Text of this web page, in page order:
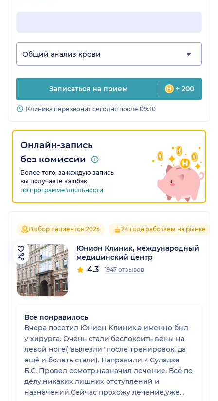
Общий анализ крови
Записаться на прием + 200
Клиника перезвонит сегодня после 09:30
Онлайн-запись
без комиссии
Более того, за каждую запись
вы получаете кэшбэк
по программе лояльности
Выбор пациентов 2025 24 года работаем на рынке
Юнион Клиник, международный
медицинский центр
4.3 1947 отзывов
Всё понравилось
Вчера посетил Юнион Клиник,а именно был
у хирурга. Очень стали беспокоить вены на
левой ноге("вылезли" после тренировок, да
ещё и болеть стали). Направили к Суладзе
Б.С. Провел осмотр,назначил лечение. Всё по
делу,никаких лишних отступлений и
назначений.Сейчас прохожу лечение,уже